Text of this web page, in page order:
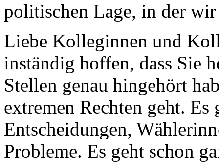
politischen Lage, in der
Liebe Kolleginnen und
inständig hoffen, dass Sie
Stellen genau hingehört
extremen Rechten geht.
Entscheidungen,
Probleme. Es geht schon